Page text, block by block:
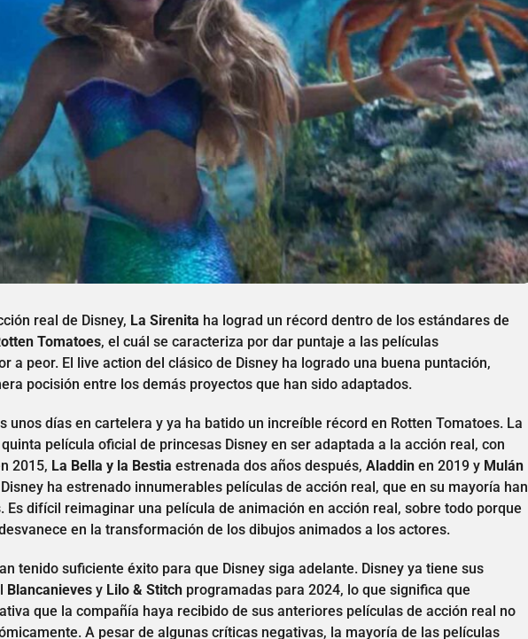
real de Disney, La Sirenita ha lograd un récord dentro de los estándares de
Tomatoes, el cuál se caracteriza por dar puntaje a las películas
a peor. El live action del clásico de Disney ha logrado una buena puntación,
pocisión entre los demás proyectos que han sido adaptados.
unos días en cartelera y ya ha batido un increíble récord en Rotten Tomatoes. La
película oficial de princesas Disney en ser adaptada a la acción real, con
2015, La Bella y la Bestia estrenada dos años después, Aladdin en 2019 y Mulán
ha estrenado innumerables películas de acción real, que en su mayoría han
Es difícil reimaginar una película de animación en acción real, sobre todo porque
en la transformación de los dibujos animados a los actores.
tenido suficiente éxito para que Disney siga adelante. Disney ya tiene sus
Blancanieves y Lilo & Stitch programadas para 2024, lo que significa que
que la compañía haya recibido de sus anteriores películas de acción real no
A pesar de algunas críticas negativas, la mayoría de las películas